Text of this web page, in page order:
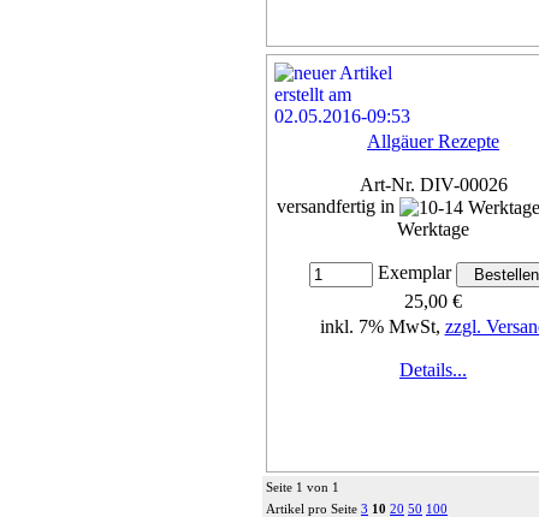
Allgäuer Rezepte
Art-Nr. DIV-00026
versandfertig in
Werktage
Exemplar
25,00 €
inkl. 7% MwSt, zzgl.
Details...
Seite 1 von 1
Artikel pro Seite 3 10 20 50 100